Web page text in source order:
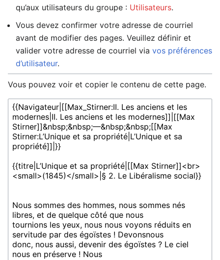
qu’aux utilisateurs du groupe : Utilisateurs.
Vous devez confirmer votre adresse de courriel
avant de modifier des pages. Veuillez définir et
valider votre adresse de courriel via vos préférences
d’utilisateur.
Vous pouvez voir et copier le contenu de cette page.